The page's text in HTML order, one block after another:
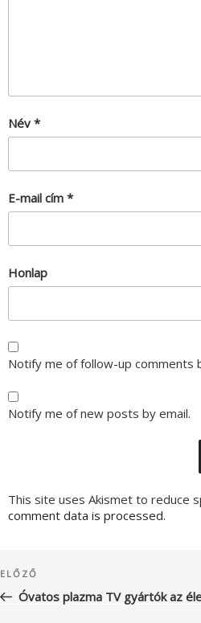
Név *
E-mail cím *
Honlap
Notify me of follow-up comments
Notify me of new posts by email.
This site uses Akismet to reduce
comment data is processed.
navigáció
Korábbi
bejegyzés
ELŐZŐ
Óvatos plazma TV gyártók az